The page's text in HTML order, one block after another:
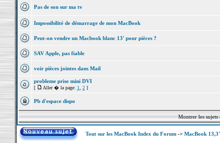
Pas de son sur ma tv
Impossibilité de démarrage de mon MacBook
Peut-on vendre un Macbook blanc 13' pour pièces ?
SAV Apple, pas fiable
voir pièces jointes dans Mail
probleme prise mini DVI
[ Aller � la page: 1 2]
Pb d'espace dispo
Montrer les
Tout sur les MacBook Index du Forum-> MacBook